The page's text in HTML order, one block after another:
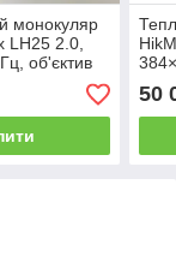
монокуляр
LH25 2.0,
об'єктив
1024×768,
25S1GW-
35
50